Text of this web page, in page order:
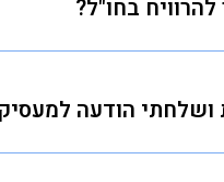
בקשרים אישיים או
בחו"ל?
ושלחתי הודעה